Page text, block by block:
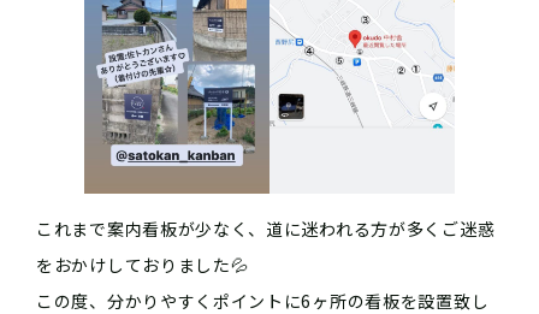
これまで案内看板が少なく、道に迷われる方が多くご迷惑
をおかけしておりました💦
この度、分かりやすくポイントに6ヶ所の看板を設置致し